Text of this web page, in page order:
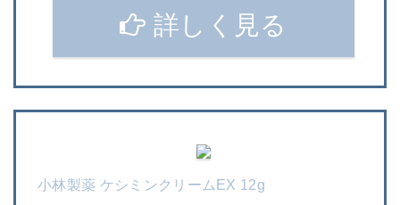
詳しく見る
小林製薬 ケシミンクリームEX 12g